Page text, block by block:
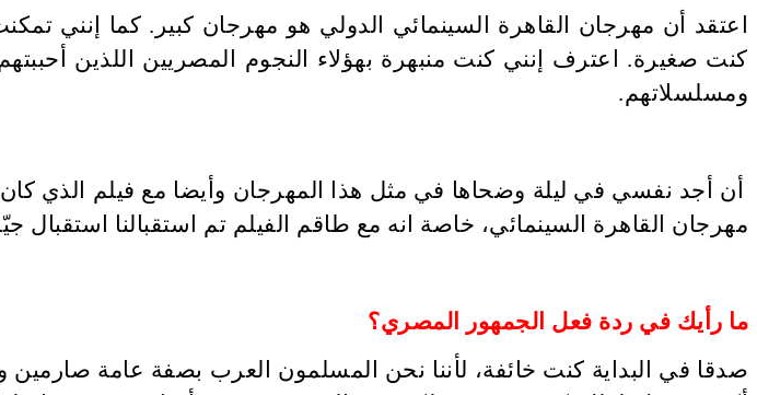
اعتقد أن مهرجان القاهرة السينمائي الدولي هو مهرجان كبير. كما إنني
كنت صغيرة. اعترف إنني كنت منبهرة بهؤلاء النجوم المصريين اللذين
ومسلسلاتهم.
أن أجد نفسي في ليلة وضحاها في مثل هذا المهرجان وأيضا مع فيلم
مهرجان القاهرة السينمائي، خاصة انه مع طاقم الفيلم تم استقبالنا استقبال
ما رأيك في ردة فعل الجمهور المصري؟
صدقا في البداية كنت خائفة، لأننا نحن المسلمون العرب بصفة عامة